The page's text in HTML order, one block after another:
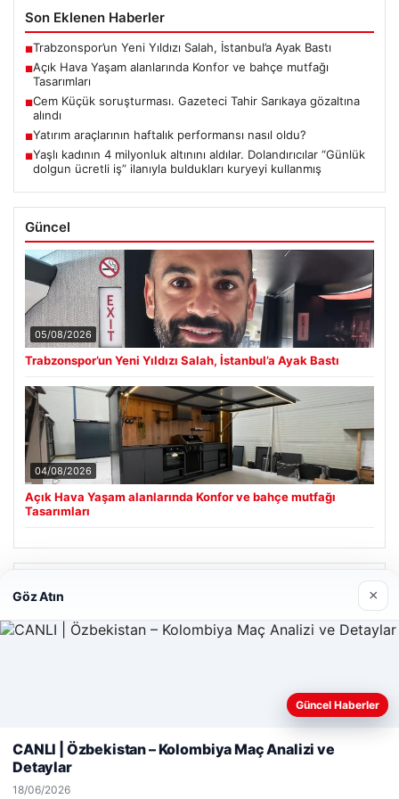
Son Eklenen Haberler
■Trabzonspor’un Yeni Yıldızı Salah, İstanbul’a Ayak Bastı
■Açık Hava Yaşam alanlarında Konfor ve bahçe mutfağı
Tasarımları
■Cem Küçük soruşturması. Gazeteci Tahir Sarıkaya gözaltına
alındı
■Yatırım araçlarının haftalık performansı nasıl oldu?
■Yaşlı kadının 4 milyonluk altınını aldılar. Dolandırıcılar “Günlük
dolgun ücretli iş” ilanıyla buldukları kuryeyi kullanmış
Güncel
05/08/2026
Trabzonspor’un Yeni Yıldızı Salah, İstanbul’a Ayak Bastı
04/08/2026
Açık Hava Yaşam alanlarında Konfor ve bahçe mutfağı
Tasarımları
Web sitemizi nasıl kullandığınızı daha iyi anlayabilmek,
kullanıyoruz.Çerez Politikamız
Reddet
Göz Atın ×
Güncel Haberler
CANLI | Özbekistan – Kolombiya Maç Analizi ve
Detaylar
18/06/2026